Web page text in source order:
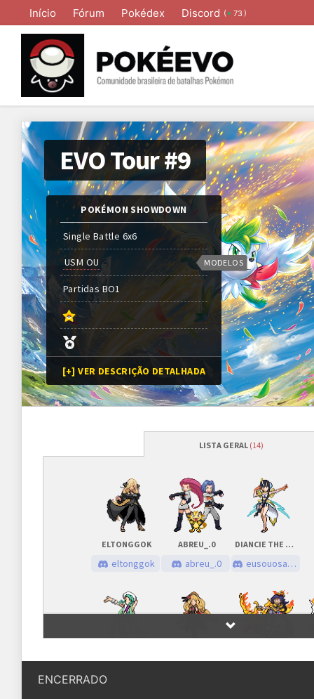
Início Fórum Pokédex Discord ( 73 )
EVO Tour #9
POKÉMON SHOWDOWN
Single Battle 6x6
USM OU
Partidas BO1
[+] VER DESCRIÇÃO DETALHADA
MODELOS
Programação
Abertura das inscrições 09/11/2025
Sorteio das chaves 09/11/2025
Inscrições
Quantidade de vagas 16 vagas
Status das inscrições
LISTA GERAL (14)
ELTONGGOK
eltonggok
ABREU_.0
abreu_.0
DIANCIE THE PEARL
eusouosagax
sylveon_rsrs
ENCERRADO